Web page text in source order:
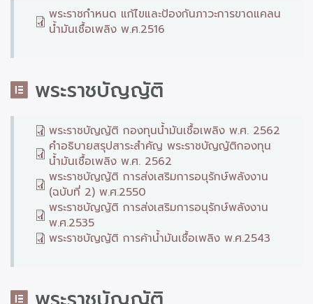
พระราชกำหนด แก้ไขและป้องกันภาวะการขาดแคลน
น้ำมันเชื้อเพลิง พ.ศ.2516
พระราชบัญญัติ
พระราชบัญญัติ กองทุนน้ำมันเชื้อเพลิง พ.ศ. 2562
คำอธิบายสรุปสาระสำคัญ พระราชบัญญัติกองทุน
น้ำมันเชื้อเพลิง พ.ศ. 2562
พระราชบัญญัติ การส่งเสริมการอนุรักษ์พลังงาน
(ฉบับที่ 2) พ.ศ.2550
พระราชบัญญัติ การส่งเสริมการอนุรักษ์พลังงาน
พ.ศ.2535
พระราชบัญญัติ การค้าน้ำมันเชื้อเพลิง พ.ศ.2543